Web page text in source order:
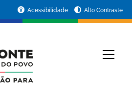
Acessibilidade Alto Contraste